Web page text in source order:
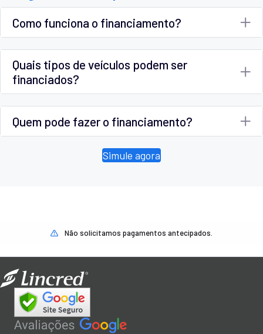
Como funciona o financiamento?
Quais tipos de veículos podem ser
financiados?
Quem pode fazer o financiamento?
Simule agora
Não solicitamos pagamentos antecipados.